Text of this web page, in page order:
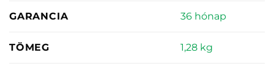
GARANCIA 36 hónap
TÖMEG 1,28 kg